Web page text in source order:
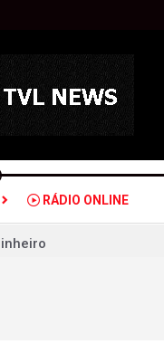
RÁDIO ONLINE